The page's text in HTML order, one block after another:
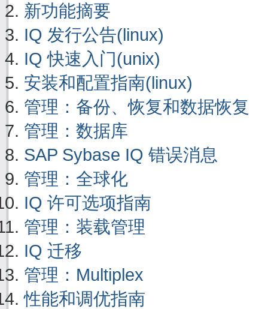
新功能摘要
IQ 发行公告(linux)
IQ 快速入门(unix)
安装和配置指南(linux)
管理：备份、恢复和数据恢复
管理：数据库
SAP Sybase IQ 错误消息
管理：全球化
IQ 许可选项指南
管理：装载管理
IQ 迁移
管理：Multiplex
性能和调优指南